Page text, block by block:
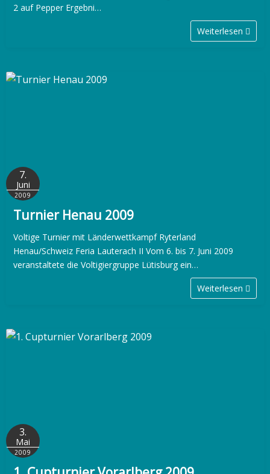
2 auf Pepper Ergebni…
Weiterlesen
7.
Juni
2009
Turnier Henau 2009
Voltige Turnier mit Länderwettkampf Ryterland
Henau/Schweiz Feria Lauterach II Vom 6. bis 7. Juni 2009
veranstaltete die Voltigiergruppe Lütisburg ein…
Weiterlesen
3.
Mai
2009